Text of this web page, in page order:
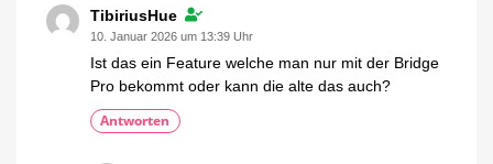
TibiriusHue
10. Januar 2026 um 13:39 Uhr
Ist das ein Feature welche man nur mit der Bridge
Pro bekommt oder kann die alte das auch?
Antworten